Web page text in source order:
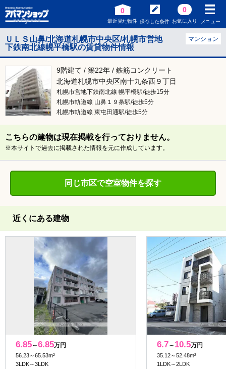
0
最近見た物件 保存した条件
0
お気に入り メニュー
ＵＬＳ山鼻/北海道札幌市中央区/札幌市営地
下鉄南北線幌平橋駅の賃貸物件情報
マンション
9階建て / 築22年 / 鉄筋コンクリート
北海道札幌市中央区南十九条西９丁目
札幌市営地下鉄南北線 幌平橋駅/徒歩15分
札幌市軌道線 山鼻１９条駅/徒歩5分
札幌市軌道線 東屯田通駅/徒歩5分
こちらの建物は現在掲載を行っておりません。
※本サイトで過去に掲載された情報を元に作成しています。
同じ市区で空室物件を探す
近くにある建物
6.85～6.85万円
56.23～65.53m²
3LDK～3LDK
6.7～ 10.5万円
35.12～52.48m²
1LDK～2LDK